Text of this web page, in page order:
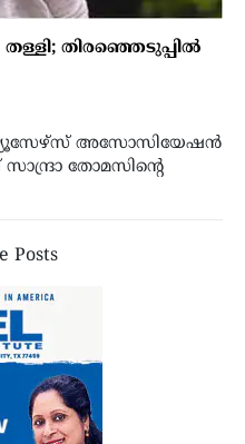
തള്ളി; തിരഞ്ഞെടുപ്പിൽ
അസോസിയേഷൻ
തോമസിന്റെ
Posts